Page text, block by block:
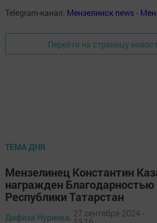
Telegram-канал: Мензелинск news -
Перейти на страницу
ТЕМА ДНЯ
Мензелинец Константин
награжден Благодарностью
Республики Татарстан
Дифиза Нуриева, 27 сентября 2024 -